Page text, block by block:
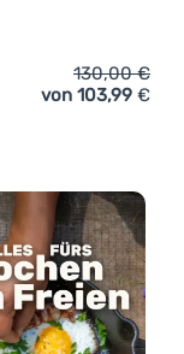
Genesis'
Vergleich
130,00€
von 103,99 €